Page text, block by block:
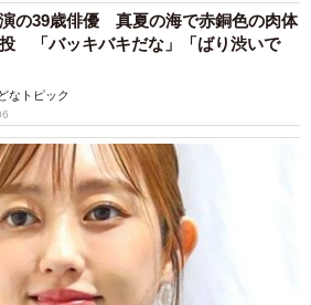
の39歳俳優 真夏の海で赤銅色の肉体
「バッキバキだな」「ばり渋いで
なトピック